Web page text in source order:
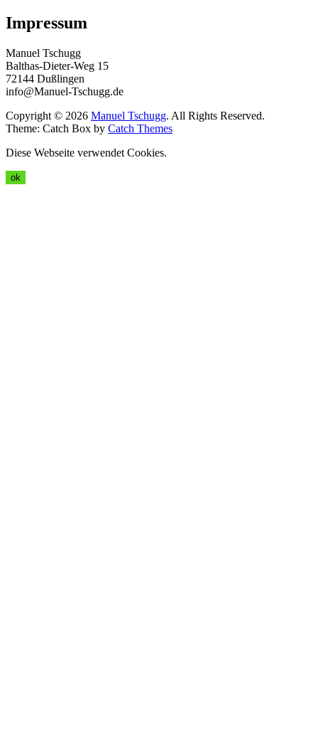
Impressum
Manuel Tschugg
Balthas-Dieter-Weg 15
72144 Dußlingen
info@Manuel-Tschugg.de
Copyright © 2026 Manuel Tschugg. All Rights Reserved.
Theme: Catch Box by Catch Themes
Diese Webseite verwendet Cookies.